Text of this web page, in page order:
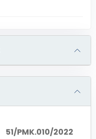
51/PMK.010/2022